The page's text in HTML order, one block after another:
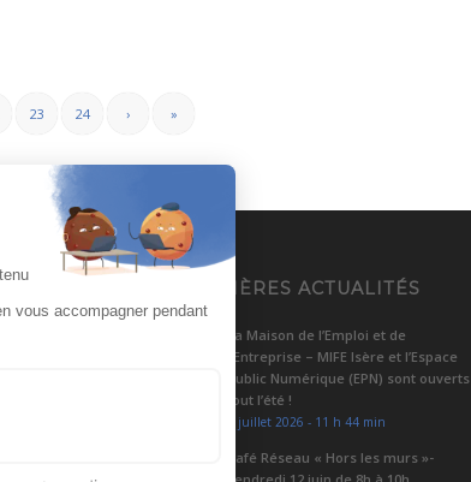
23 24 › »
DERNIÈRES ACTUALITÉS
La Maison de l’Emploi et de
l’Entreprise – MIFE Isère et l’Espace
Public Numérique (EPN) sont ouverts
tout l’été !
6 juillet 2026 - 11 h 44 min
Café Réseau « Hors les murs »-